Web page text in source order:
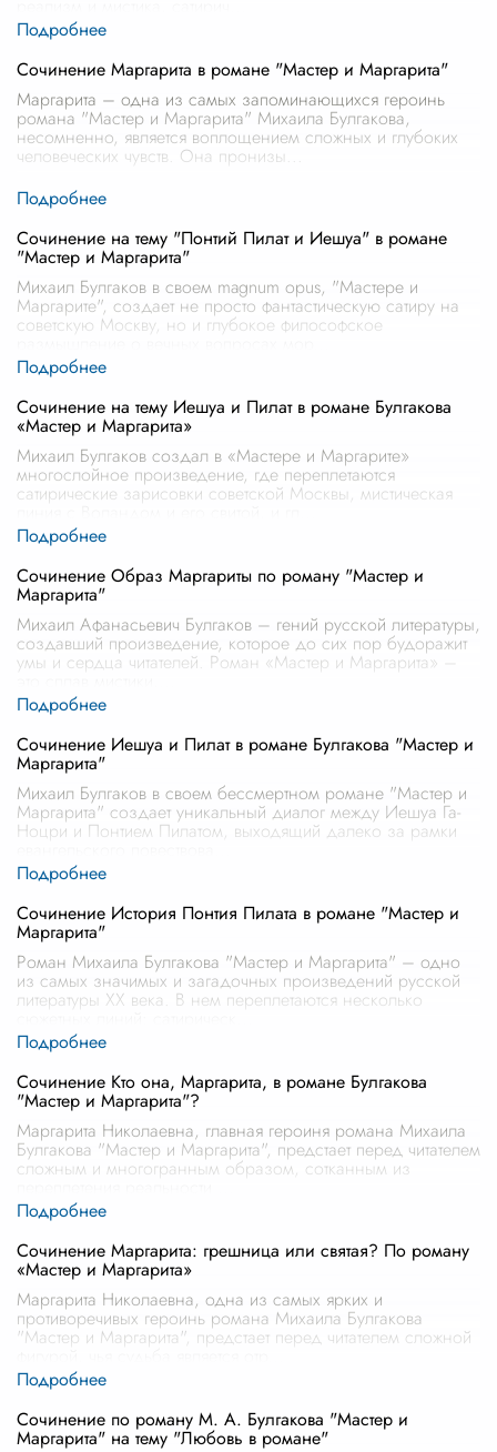
Сочинение Маргарита в романе "Мастер и Маргарита"
Маргарита – одна из самых запоминающихся героинь
романа "Мастер и Маргарита" Михаила Булгакова,
несомненно, является воплощением сложных и глубоких
человеческих чувств. Она пронизы
Сочинение на тему "Понтий Пилат и Иешуа" в романе
"Мастер и Маргарита"
Михаил Булгаков в своем magnum opus, "Мастере и
Маргарите", создает не просто фантастическую сатиру на
советскую Москву, но и глубокое философское
Сочинение на тему Иешуа и Пилат в романе Булгакова
«Мастер и Маргарита»
Михаил Булгаков создал в «Мастере и Маргарите»
многослойное произведение, где переплетаются
сатирические зарисовки советской Москвы, мистическая
Сочинение Образ Маргариты по роману "Мастер и
Маргарита"
Михаил Афанасьевич Булгаков – гений русской литературы,
создавший произведение, которое до сих пор будоражит
умы и сердца читателей. Роман «Мастер и Маргарита» –
Сочинение Иешуа и Пилат в романе Булгакова "Мастер и
Маргарита"
Михаил Булгаков в своем бессмертном романе "Мастер и
Маргарита" создает уникальный диалог между Иешуа Га-
Ноцри и Понтием Пилатом, выходящий далеко за рамки
Сочинение История Понтия Пилата в романе "Мастер и
Маргарита"
Роман Михаила Булгакова "Мастер и Маргарита" – одно
из самых значимых и загадочных произведений русской
литературы XX века. В нем переплетаются несколько
Сочинение Кто она, Маргарита, в романе Булгакова
"Мастер и Маргарита"?
Маргарита Николаевна, главная героиня романа Михаила
Булгакова "Мастер и Маргарита", предстает перед читателем
сложным и многогранным образом, сотканным из
Сочинение Маргарита: грешница или святая? По роману
«Мастер и Маргарита»
Маргарита Николаевна, одна из самых ярких и
противоречивых героинь романа Михаила Булгакова
"Мастер и Маргарита", предстает перед читателем сложной
Сочинение по роману М. А. Булгакова "Мастер и
Маргарита" на тему "Любовь в романе"